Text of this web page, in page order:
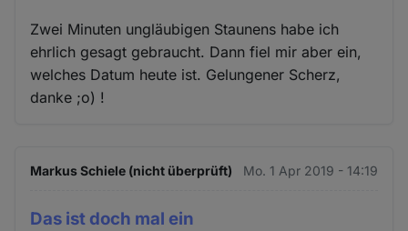
Zwei Minuten ungläubigen Staunens habe ich
ehrlich gesagt gebraucht. Dann fiel mir aber ein,
welches Datum heute ist. Gelungener Scherz,
danke ;o) !
Markus Schiele (nicht überprüft) Mo. 1 Apr 2019 - 14:19
Das ist doch mal ein